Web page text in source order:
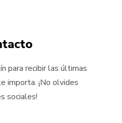
para recibir las últimas
importa. ¡No olvides
sociales!